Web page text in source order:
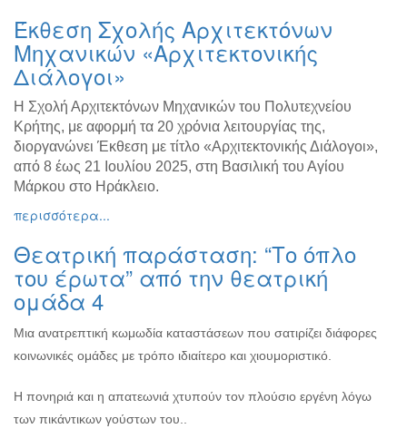
ΤΟΠΟΣ
ΜΑΣ
ΔΗΜΟΣ
ΠΟΛΙΤΙΣΜΟΣ
ΠΟΛΗ
Έκθεση Σχολής Αρχιτεκτόνων
Μηχανικών «Αρχιτεκτονικής
Διάλογοι»
H Σχολή Αρχιτεκτόνων Μηχανικών του Πολυτεχνείου
Κρήτης, με αφορμή τα 20 χρόνια λειτουργίας της,
διοργανώνει Έκθεση με τίτλο «Αρχιτεκτονικής Διάλογοι»,
από 8 έως 21 Ιουλίου 2025, στη Βασιλική του Αγίου
Μάρκου στο Ηράκλειο.
περισσότερα...
Θεατρική παράσταση: “Το όπλο
του έρωτα” από την θεατρική
ομάδα 4
Μια ανατρεπτική κωμωδία καταστάσεων που σατιρίζει διάφορες
κοινωνικές ομάδες με τρόπο ιδιαίτερο και χιουμοριστικό.
Η πονηριά και η απατεωνιά χτυπούν τον πλούσιο εργένη λόγω
των πικάντικων γούστων του..